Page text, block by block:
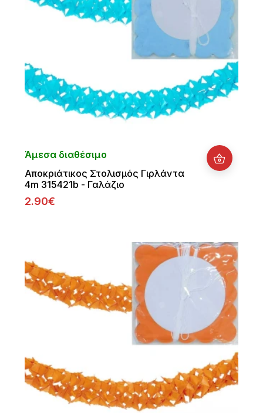
Άμεσα διαθέσιμο
Αποκριάτικος Στολισμός Γιρλάντα
4m 315421b - Γαλάζιο
2.90€